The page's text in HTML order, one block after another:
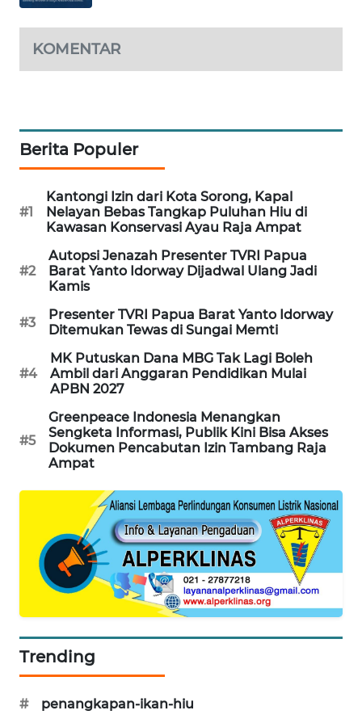
KOMENTAR
Berita Populer
#1
Kantongi Izin dari Kota Sorong, Kapal
Nelayan Bebas Tangkap Puluhan Hiu di
Kawasan Konservasi Ayau Raja Ampat
#2
Autopsi Jenazah Presenter TVRI Papua
Barat Yanto Idorway Dijadwal Ulang Jadi
Kamis
#3
Presenter TVRI Papua Barat Yanto Idorway
Ditemukan Tewas di Sungai Memti
#4
MK Putuskan Dana MBG Tak Lagi Boleh
Ambil dari Anggaran Pendidikan Mulai
APBN 2027
#5
Greenpeace Indonesia Menangkan
Sengketa Informasi, Publik Kini Bisa Akses
Dokumen Pencabutan Izin Tambang Raja
Ampat
Trending
#
penangkapan-ikan-hiu
KARING
NEWS
HUMBANG
NEWS
GARONGGANG
NEWS
FISUELRI
ID
ENERGI
CILEUNGSI
BERKAT
NEWS
ANUGERAH
NEWS
NEWS